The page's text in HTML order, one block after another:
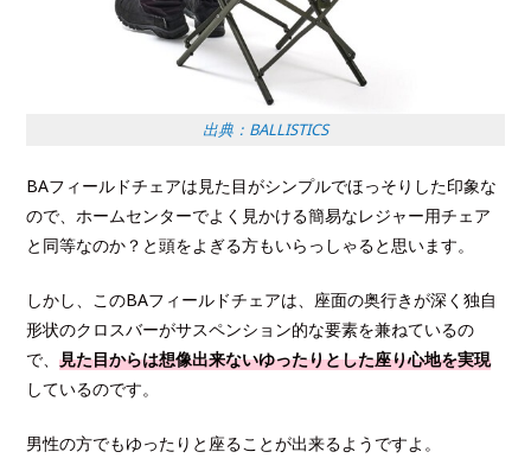
出典：BALLISTICS
BAフィールドチェアは見た目がシンプルでほっそりした印象な
ので、ホームセンターでよく見かける簡易なレジャー用チェア
と同等なのか？と頭をよぎる方もいらっしゃると思います。
しかし、このBAフィールドチェアは、座面の奥行きが深く独自
形状のクロスバーがサスペンション的な要素を兼ねているの
で、見た目からは想像出来ないゆったりとした座り心地を実現
しているのです。
男性の方でもゆったりと座ることが出来るようですよ。